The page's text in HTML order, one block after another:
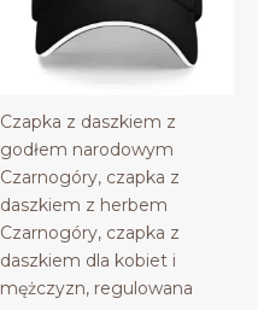
Czapka z daszkiem z
godłem narodowym
Czarnogóry, czapka z
daszkiem z herbem
Czarnogóry, czapka z
daszkiem dla kobiet i
mężczyzn, regulowana